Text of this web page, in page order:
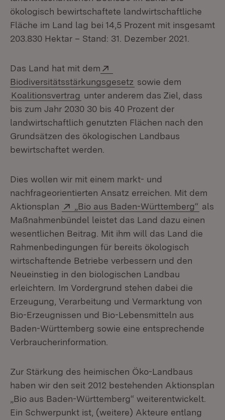
ökologisch bewirtschaftete landwirtschaftliche
Fläche im Land lag bei 14,5 Prozent mit insgesamt
203.830 Hektar – Stand: 31. Dezember 2021.
Das Land hat mit dem
Biodiversitätsstärkungsgesetz (Öffnet in neuem
sowie dem
Koalitionsvertrag unter anderem das Ziel, dass
bis zum Jahr 2030 30 bis 40 Prozent der
landwirtschaftlich genutzten Flächen nach den
Grundsätzen des ökologischen Landbaus
bewirtschaftet werden.
Dies wollen wir mit einem markt- und
nachfrageorientierten Ansatz erreichen. Mit dem
Aktionsplan
Extern:
„Bio aus Baden-Württemberg“ als
Maßnahmenbündel leistet das Land dazu einen
wesentlichen Beitrag. Mit ihm will das Land die
Rahmenbedingungen für bereits ökologisch
wirtschaftende Betriebe verbessern und den
Neueinstieg in den biologischen Landbau
erleichtern. Im Vordergrund stehen dabei die
Erzeugung, Verarbeitung und Vermarktung von
Bio-Erzeugnissen und Bio-Lebensmitteln aus
Baden-Württemberg sowie eine entsprechende
Verbraucherinformation.
Zur Stärkung des heimischen Öko-Landbaus
haben wir den seit 2012 bestehenden Aktionsplan
„Bio aus Baden-Württemberg“ weiterentwickelt.
Ein Schwerpunkt ist, (weitere) Akteure entlang